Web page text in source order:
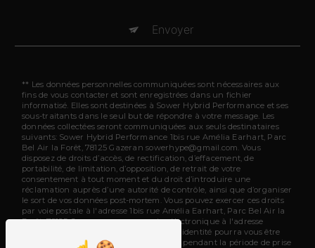
Envoyer
** Les données personnelles communiquées sont nécessaires aux
fins de vous contacter et sont enregistrées dans un fichier
informatisé. Elles sont destinées à Sower Hybrid Performance et ses
sous-traitants dans le seul but de répondre à votre message. Les
données collectées seront communiquées aux seuls destinataires
suivants: Sower Hybrid Performance 1bis rue Amélia Earhart, Parc
Bel Air la Forêt, 78125 Gazeran sowerhype@gmail.com. Vous
disposez de droits d’accès, de rectification, d’effacement, de
portabilité, de limitation, d’opposition, de retrait de votre
consentement à tout moment et du droit d’introduire une
réclamation auprès d’une autorité de contrôle, ainsi que d’organiser
le sort de vos données post-mortem. Vous pouvez exercer ces droits
par voie postale à l'adresse 1bis rue Amélia Earhart, Parc Bel Air la
Forêt, 78125 Gazeran ou par courrier électronique à l'adresse
sowerhype@gmail.com. Un justificatif d'identité pourra vous être
demandé. Nous conservons vos données pendant la période de prise